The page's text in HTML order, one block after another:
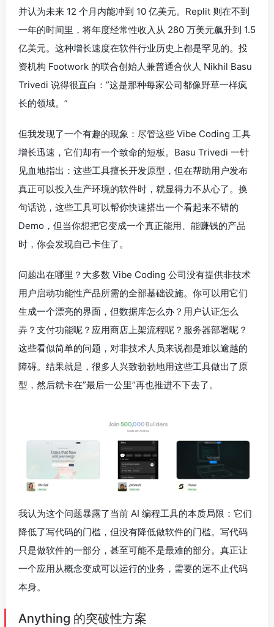
并认为未来 12 个月内能冲到 10 亿美元。Replit 则在不到
一年的时间里，将年度经常性收入从 280 万美元飙升到 1.5
亿美元。这种增长速度在软件行业历史上都是罕见的。投
资机构 Footwork 的联合创始人兼普通合伙人 Nikhil Basu
Trivedi 说得很直白：”这是那种每家公司都像野草一样疯
长的领域。”
但我发现了一个有趣的现象：尽管这些 Vibe Coding 工具
增长迅速，它们却有一个致命的短板。Basu Trivedi 一针
见血地指出：这些工具擅长开发原型，但在帮助用户发布
真正可以投入生产环境的软件时，就显得力不从心了。换
句话说，这些工具可以帮你快速搭出一个看起来不错的
Demo，但当你想把它变成一个真正能用、能赚钱的产品
时，你会发现自己卡住了。
问题出在哪里？大多数 Vibe Coding 公司没有提供非技术
用户启动功能性产品所需的全部基础设施。你可以用它们
生成一个漂亮的界面，但数据库怎么办？用户认证怎么
弄？支付功能呢？应用商店上架流程呢？服务器部署呢？
这些看似简单的问题，对非技术人员来说都是难以逾越的
障碍。结果就是，很多人兴致勃勃地用这些工具做出了原
型，然后就卡在”最后一公里”再也推进不下去了。
我认为这个问题暴露了当前 AI 编程工具的本质局限：它们
降低了写代码的门槛，但没有降低做软件的门槛。写代码
只是做软件的一部分，甚至可能不是最难的部分。真正让
一个应用从概念变成可以运行的业务，需要的远不止代码
本身。
Anything 的突破性方案